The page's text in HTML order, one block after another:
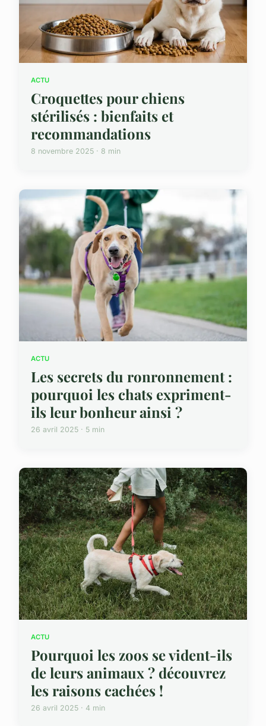
ACTU
Croquettes pour chiens
stérilisés : bienfaits et
recommandations
8 novembre 2025 · 8 min
ACTU
Les secrets du ronronnement :
pourquoi les chats expriment-
ils leur bonheur ainsi ?
26 avril 2025 · 5 min
ACTU
Pourquoi les zoos se vident-ils
de leurs animaux ? découvrez
les raisons cachées !
26 avril 2025 · 4 min